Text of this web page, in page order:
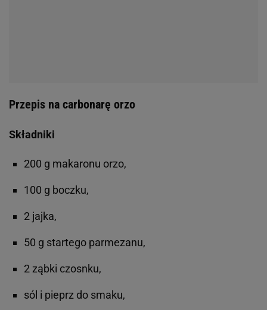
Przepis na carbonarę orzo
Składniki
200 g makaronu orzo,
100 g boczku,
2 jajka,
50 g startego parmezanu,
2 ząbki czosnku,
sól i pieprz do smaku,